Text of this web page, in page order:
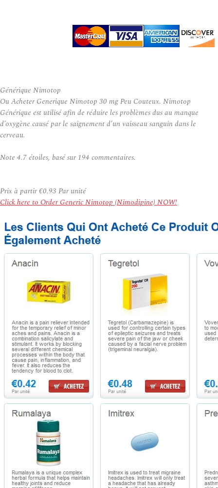
Générique Nimotop
Ou Acheter Generique Nimotop 30 mg Peu Couteux. Nimotop
Générique est utilisé afin de réduire les problèmes dus au manque
d’oxygène causé par le saignement d’un vaisseau sanguin dans le
cerveau.
Note 4.7étoiles, basé sur 194 commentaires.
Prix à partir€0.93 Par unité
Click here to Order Generic Nimotop (Nimodipine) NOW!